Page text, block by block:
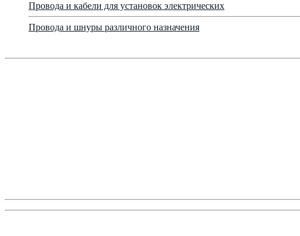
Провода и кабели для установок электрических
Провода и шнуры различного назначения